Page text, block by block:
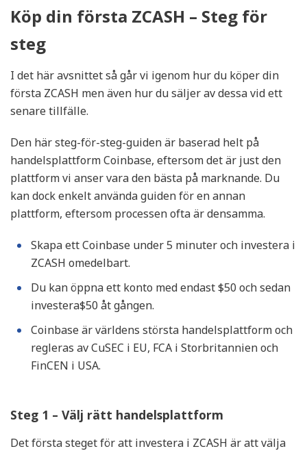
Köp din första ZCASH – Steg för
steg
I det här avsnittet så går vi igenom hur du köper din
första ZCASH men även hur du säljer av dessa vid ett
senare tillfälle.
Den här steg-för-steg-guiden är baserad helt på
handelsplattform Coinbase, eftersom det är just den
plattform vi anser vara den bästa på marknande. Du
kan dock enkelt använda guiden för en annan
plattform, eftersom processen ofta är densamma.
Skapa ett Coinbase under 5 minuter och investera i
ZCASH omedelbart.
Du kan öppna ett konto med endast $50 och sedan
investera$50 åt gången.
Coinbase är världens största handelsplattform och
regleras av CuSEC i EU, FCA i Storbritannien och
FinCEN i USA.
Steg 1 – Välj rätt handelsplattform
Det första steget för att investera i ZCASH är att välja